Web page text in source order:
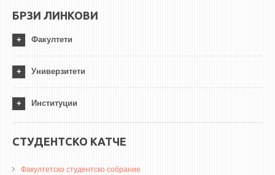
БРЗИ ЛИНКОВИ
Факултети
Универзитети
Институции
СТУДЕНТСКО КАТЧЕ
Факултетско студентско собрание